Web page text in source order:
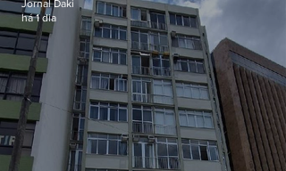
Jornal Daki
há 1 dia